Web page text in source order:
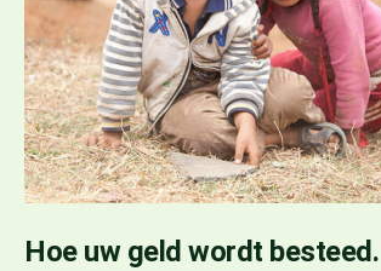
Hoe uw geld wordt besteed.